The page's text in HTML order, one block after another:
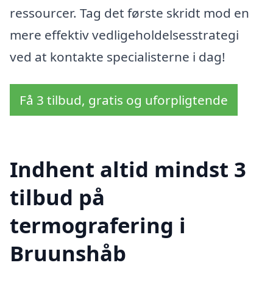
ressourcer. Tag det første skridt mod en
mere effektiv vedligeholdelsesstrategi
ved at kontakte specialisterne i dag!
Få 3 tilbud, gratis og uforpligtende
Indhent altid mindst 3
tilbud på
termografering i
Bruunshåb